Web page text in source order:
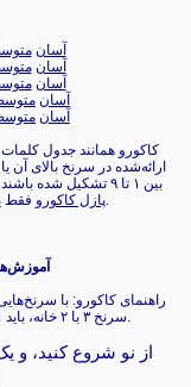
آسان
آسان
آسان
آسان
آسان
کاکورو همانند جدول
ارائه‌شده در سرنخ بالای آن
بین ۱ تا ۹ تشکیل شده باشند، و هر عدد تنها می‌تواند یک‌بار در کلمه استفاده شود. هر
پازل کاکوروفقط یک راه‌حل دارد، و تنها با منطق قابل حل است.
راهنمای کاکورو: با
سرنخ ۳ با ۲ خانه، باید ۱ و۲ باشد، و سرنخ ۲۳ با ۳ خانه، باید ۶، ۸ و ۹ باشد.
از نو شروع کنید، و